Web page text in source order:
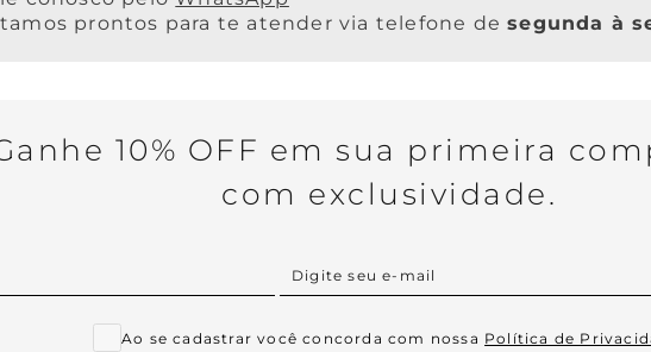
prontos para te atender via telefone desegunda à
10% OFF em sua primeira
com exclusividade.
Ao se cadastrar você concorda com nossa Política de